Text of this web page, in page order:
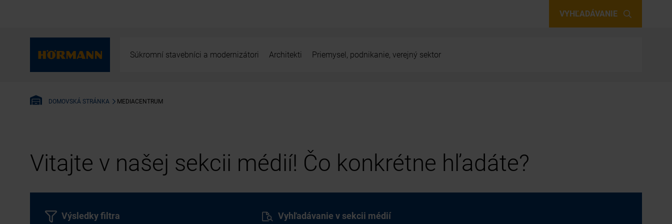
VYHĽADÁVANIE
Súkromní stavebníci a modernizátori Architekti Priemysel, podnikanie, verejný sektor
DOMOVSKÁ STRÁNKA MEDIACENTRUM
Vitajte v našej sekcii médií! Čo konkrétne hľadáte?
Vyhľadávanie v sekcii médií
Výsledky filtra